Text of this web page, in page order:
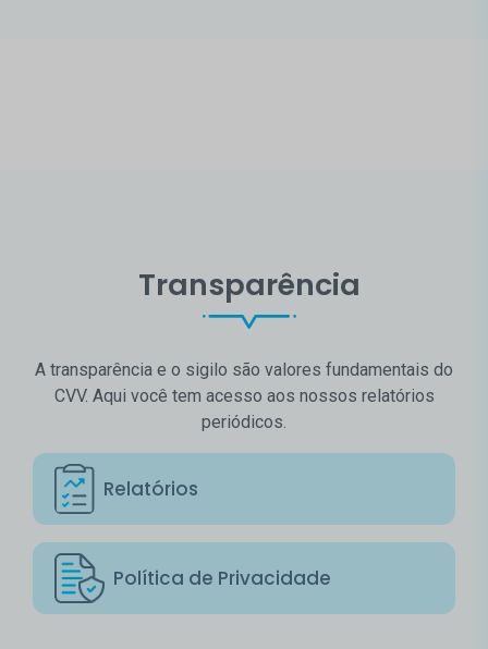
Transparência
A transparência e o sigilo são valores fundamentais do
CVV. Aqui você tem acesso aos nossos relatórios
periódicos.
Relatórios
Política de Privacidade